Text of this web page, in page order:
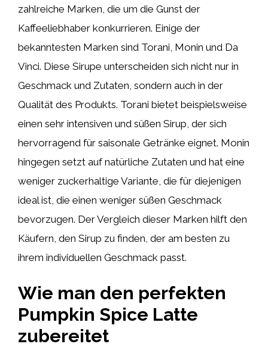
zahlreiche Marken, die um die Gunst der
Kaffeeliebhaber konkurrieren. Einige der
bekanntesten Marken sind Torani, Monin und Da
Vinci. Diese Sirupe unterscheiden sich nicht nur in
Geschmack und Zutaten, sondern auch in der
Qualität des Produkts. Torani bietet beispielsweise
einen sehr intensiven und süßen Sirup, der sich
hervorragend für saisonale Getränke eignet. Monin
hingegen setzt auf natürliche Zutaten und hat eine
weniger zuckerhaltige Variante, die für diejenigen
ideal ist, die einen weniger süßen Geschmack
bevorzugen. Der Vergleich dieser Marken hilft den
Käufern, den Sirup zu finden, der am besten zu
ihrem individuellen Geschmack passt.
Wie man den perfekten
Pumpkin Spice Latte
zubereitet